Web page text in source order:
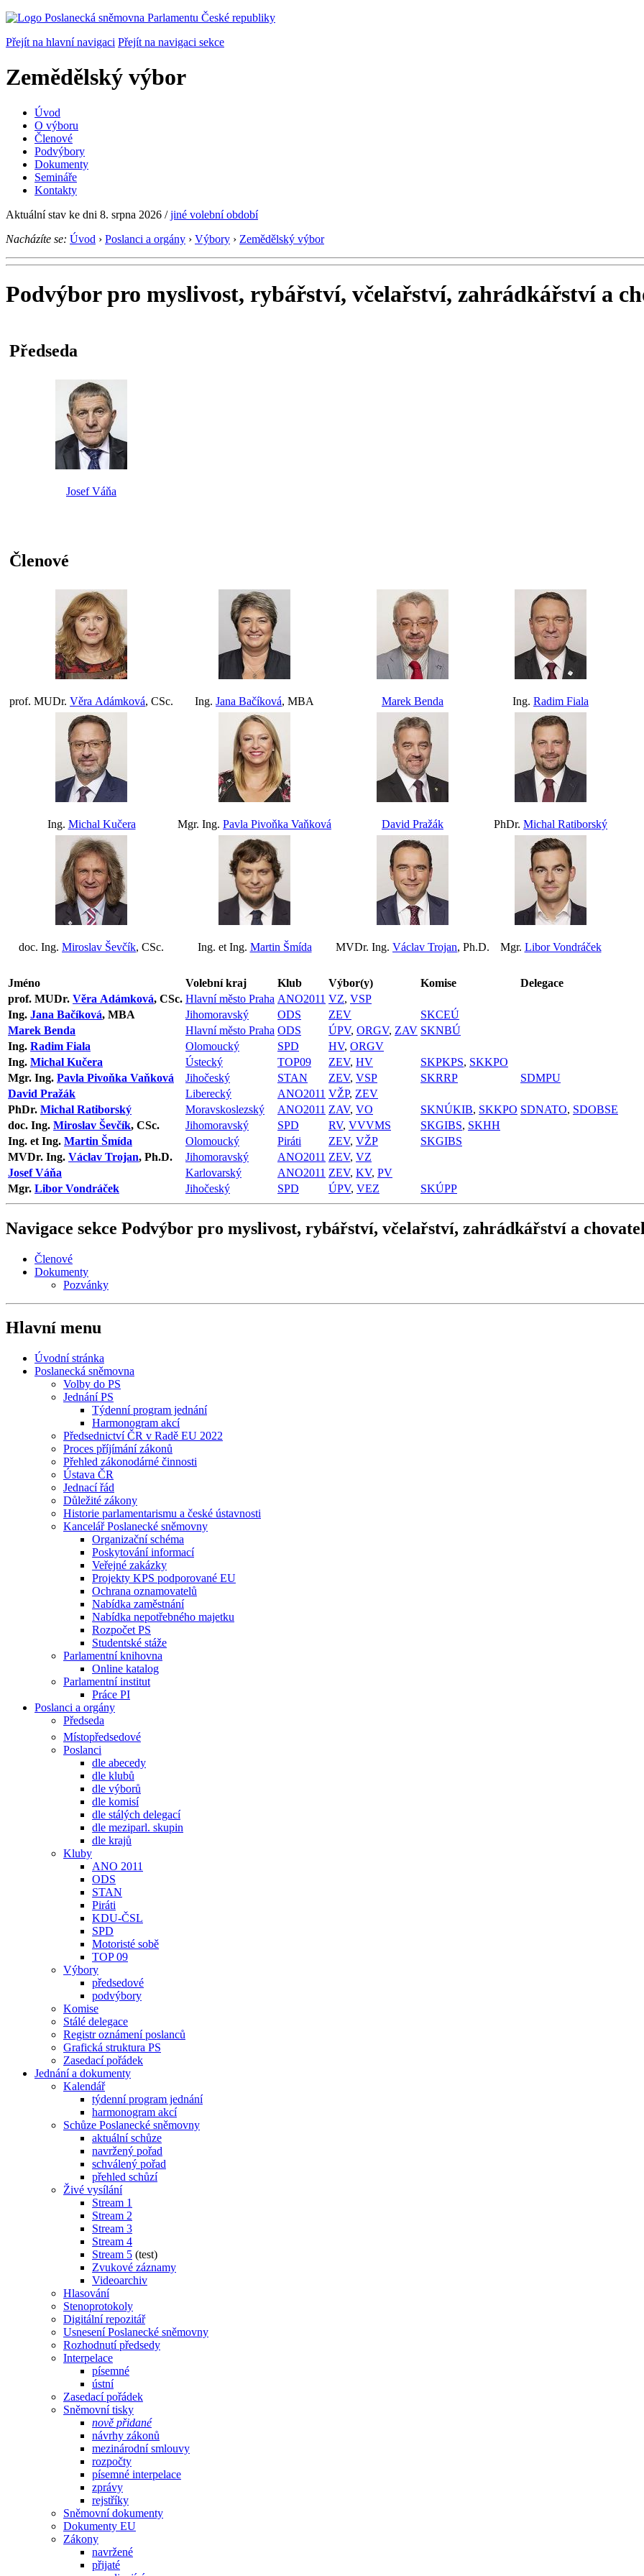
Přejít na hlavní navigaci Přejít na navigaci sekce
Zemědělský výbor
Úvod
O výboru
Členové
Podvýbory
Dokumenty
Semináře
Kontakty
Aktuální stav ke dni 8. srpna 2026 /jiné volební období
Nacházíte se: Úvod › Poslanci a orgány › Výbory › Zemědělský výbor
Podvýbor pro myslivost, rybářství, včelařství, zahrádkářství a
Předseda
Josef Váňa
Členové
prof. MUDr. Věra Adámková, CSc. Ing. Jana Bačíková, MBA Marek Benda Ing. Radim Fiala
Ing. Michal Kučera Mgr. Ing. Pavla Pivoňka Vaňková David Pražák PhDr. Michal Ratiborský
doc. Ing. Miroslav Ševčík, CSc. Ing. et Ing. Martin Šmída MVDr. Ing. Václav Trojan, Ph.D. Mgr. Libor Vondráček
Jméno Volební kraj Klub Výbor(y) Komise
Delegace
prof. MUDr. Věra Adámková, CSc. Hlavní město Praha ANO2011 VZ, VSP
Ing. Jana Bačíková, MBA Jihomoravský ODS ZEV
SKCEÚ
Marek Benda
Hlavní město Praha ODS ÚPV, ORGV, ZAV SKNBÚ
Ing. Radim Fiala Olomoucký SPD HV, ORGV
Ing. Michal Kučera Ústecký TOP09 ZEV, HV SKPKPS, SKKPO
Mgr. Ing. Pavla Pivoňka Vaňková Jihočeský STAN ZEV, VSP SKRRP
SDMPU
David Pražák
Liberecký ANO2011 VŽP, ZEV
PhDr. Michal Ratiborský Moravskoslezský ANO2011 ZAV, VO SKNÚKIB, SKKPO SDNATO, SDOBSE
doc. Ing. Miroslav Ševčík, CSc. Jihomoravský SPD RV, VVVMS SKGIBS, SKHH
Ing. et Ing. Martin Šmída Olomoucký Piráti ZEV, VŽP
SKGIBS
MVDr. Ing. Václav Trojan, Ph.D. Jihomoravský ANO2011 ZEV, VZ
Josef Váňa
Karlovarský ANO2011 ZEV, KV, PV
Mgr. Libor Vondráček Jihočeský SPD ÚPV, VEZ SKÚPP
Navigace sekce Podvýbor pro myslivost, rybářství, včelařství, zahrádkářství a
Členové
Dokumenty
Pozvánky
Hlavní menu
Úvodní stránka
Poslanecká sněmovna
Volby do PS
Jednání PS
Týdenní program jednání
Harmonogram akcí
Předsednictví ČR v Radě EU 2022
Proces příjímání zákonů
Přehled zákonodárné činnosti
Ústava ČR
Jednací řád
Důležité zákony
Historie parlamentarismu a české ústavnosti
Kancelář Poslanecké sněmovny
Organizační schéma
Poskytování informací
Veřejné zakázky
Projekty KPS podporované EU
Ochrana oznamovatelů
Nabídka zaměstnání
Nabídka nepotřebného majetku
Rozpočet PS
Studentské stáže
Parlamentní knihovna
Online katalog
Parlamentní institut
Práce PI
Poslanci a orgány
Předseda
Místopředsedové
Poslanci
dle abecedy
dle klubů
dle výborů
dle komisí
dle stálých delegací
dle meziparl. skupin
dle krajů
Kluby
ANO 2011
ODS
STAN
Piráti
KDU-ČSL
SPD
Motoristé sobě
TOP 09
Výbory
předsedové
podvýbory
Komise
Stálé delegace
Registr oznámení poslanců
Grafická struktura PS
Zasedací pořádek
Jednání a dokumenty
Kalendář
týdenní program jednání
harmonogram akcí
Schůze Poslanecké sněmovny
aktuální schůze
navržený pořad
schválený pořad
přehled schůzí
Živé vysílání
Stream 1
Stream 2
Stream 3
Stream 4
Stream 5 (test)
Zvukové záznamy
Videoarchiv
Hlasování
Stenoprotokoly
Digitální repozitář
Usnesení Poslanecké sněmovny
Rozhodnutí předsedy
Interpelace
písemné
ústní
Zasedací pořádek
Sněmovní tisky
nově přidané
návrhy zákonů
mezinárodní smlouvy
rozpočty
písemné interpelace
zprávy
rejstříky
Sněmovní dokumenty
Dokumenty EU
Zákony
navržené
přijaté